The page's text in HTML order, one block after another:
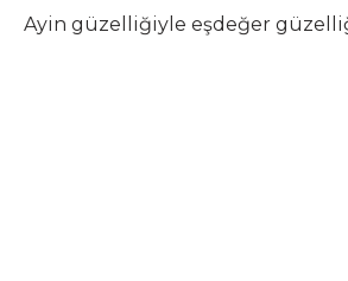
Ayin güzelliğiyle eşdeğer